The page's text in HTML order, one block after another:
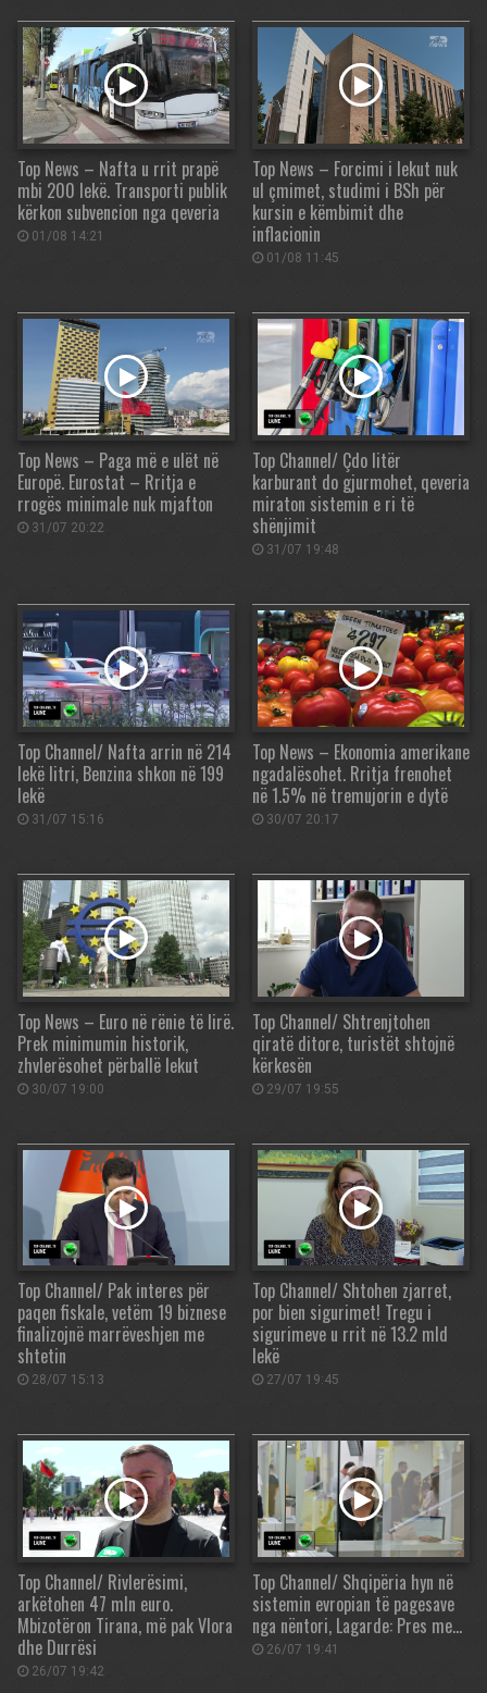
Top News – Nafta u rrit prapë
mbi 200 lekë. Transporti publik
kërkon subvencion nga qeveria
01/08 14:21
Top News – Forcimi i lekut nuk
ul çmimet, studimi i BSh për
kursin e këmbimit dhe
inflacionin
01/08 11:45
Top News – Paga më e ulët në
Europë. Eurostat – Rritja e
rrogës minimale nuk mjafton
31/07 20:22
Top Channel/ Çdo litër
karburant do gjurmohet, qeveria
miraton sistemin e ri të
shënjimit
31/07 19:48
Top Channel/ Nafta arrin në 214
lekë litri, Benzina shkon në 199
lekë
31/07 15:16
Top News – Ekonomia amerikane
ngadalësohet. Rritja frenohet
në 1.5% në tremujorin e dytë
30/07 20:17
Top News – Euro në rënie të lirë.
Prek minimumin historik,
zhvlerësohet përballë lekut
30/07 19:00
Top Channel/ Shtrenjtohen
qiratë ditore, turistët shtojnë
kërkesën
29/07 19:55
Top Channel/ Pak interes për
paqen fiskale, vetëm 19 biznese
finalizojnë marrëveshjen me
shtetin
28/07 15:13
Top Channel/ Shtohen zjarret,
por bien sigurimet! Tregu i
sigurimeve u rrit në 13.2 mld
lekë
27/07 19:45
Top Channel/ Rivlerësimi,
arkëtohen 47 mln euro.
Mbizotëron Tirana, më pak Vlora
dhe Durrësi
26/07 19:42
Top Channel/ Shqipëria hyn në
sistemin evropian të pagesave
nga nëntori, Lagarde: Pres me…
26/07 19:41